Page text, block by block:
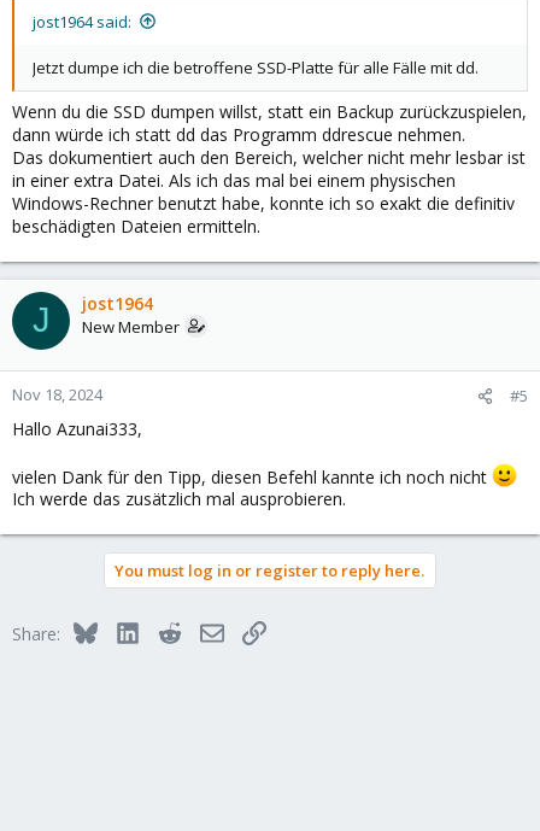
jost1964 said:
Jetzt dumpe ich die betroffene SSD-Platte für alle Fälle mit dd.
Wenn du die SSD dumpen willst, statt ein Backup zurückzuspielen,
dann würde ich statt dd das Programm ddrescue nehmen.
Das dokumentiert auch den Bereich, welcher nicht mehr lesbar ist
in einer extra Datei. Als ich das mal bei einem physischen
Windows-Rechner benutzt habe, konnte ich so exakt die definitiv
beschädigten Dateien ermitteln.
J jost1964
New Member
Nov 18, 2024 #5
Hallo Azunai333,
vielen Dank für den Tipp, diesen Befehl kannte ich noch nicht
Ich werde das zusätzlich mal ausprobieren.
You must log in or register to reply here.
Share: BlueskyLinkedInRedditEmailLink